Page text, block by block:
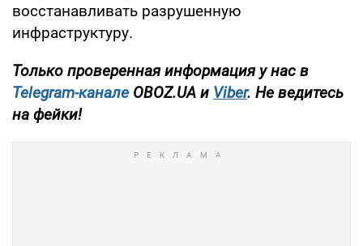
восстанавливать разрушенную
инфраструктуру.
Только проверенная информация у нас в
Telegram-канале OBOZ.UA и Viber. Не ведитесь
на фейки!